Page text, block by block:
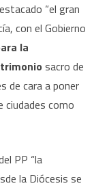
“el gran
con el Gobierno
la
sacro de
de cara a poner
ciudades como
PP “la
la Diócesis se